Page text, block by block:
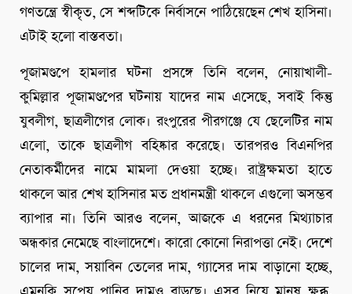
গণতন্ত্রে স্বীকৃত, সে শব্দটিকে নির্বাসনে পাঠিয়েছেন শেখ হাসিনা।
এটাই হলো বাস্তবতা।
পূজামণ্ডপে হামলার ঘটনা প্রসঙ্গে তিনি বলেন, নোয়াখালী-
কুমিল্লার পূজামণ্ডপের ঘটনায় যাদের নাম এসেছে, সবাই কিন্তু
যুবলীগ, ছাত্রলীগের লোক। রংপুরের পীরগঞ্জে যে ছেলেটির নাম
এলো, তাকে ছাত্রলীগ বহিষ্কার করেছে। তারপরও বিএনপির
নেতাকর্মীদের নামে মামলা দেওয়া হচ্ছে। রাষ্ট্রক্ষমতা হাতে
থাকলে আর শেখ হাসিনার মত প্রধানমন্ত্রী থাকলে এগুলো অসম্ভব
ব্যাপার না। তিনি আরও বলেন, আজকে এ ধরনের মিথ্যাচার
অন্ধকার নেমেছে বাংলাদেশে। কারো কোনো নিরাপত্তা নেই। দেশে
চালের দাম, সয়াবিন তেলের দাম, গ্যাসের দাম বাড়ানো হচ্ছে,